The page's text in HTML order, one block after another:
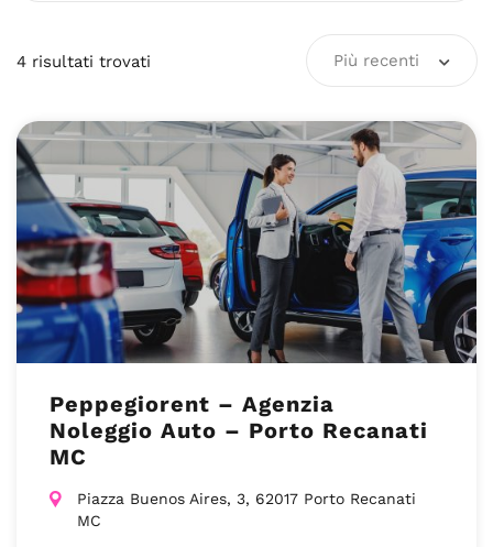
4 risultati trovati Più recenti
Peppegiorent – Agenzia
Noleggio Auto – Porto Recanati
MC
Piazza Buenos Aires, 3, 62017 Porto Recanati
MC